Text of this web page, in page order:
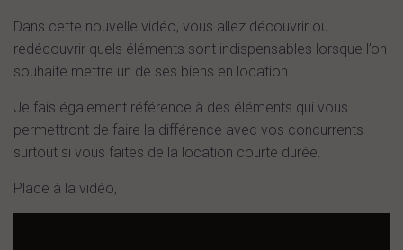
Dans cette nouvelle vidéo, vous allez découvrir ou
redécouvrir quels éléments sont indispensables lorsque l’on
souhaite mettre un de ses biens en location.
Je fais également référence à des éléments qui vous
permettront de faire la différence avec vos concurrents
surtout si vous faites de la location courte durée.
Place à la vidéo,